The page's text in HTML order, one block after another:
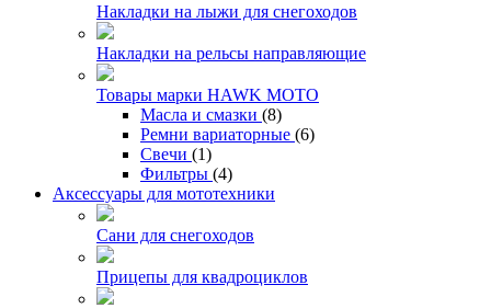
Накладки на лыжи для снегоходов
Накладки на рельсы направляющие
Товары марки HAWK MOTO
Масла и смазки (8)
Ремни вариаторные (6)
Свечи (1)
Фильтры (4)
Аксессуары для мототехники
Сани для снегоходов
Прицепы для квадроциклов